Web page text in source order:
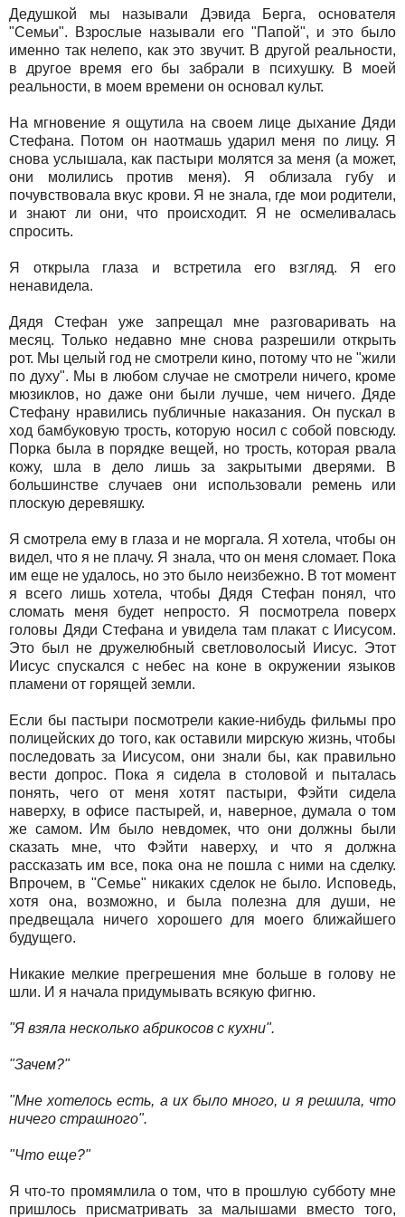
Дедушкой мы называли Дэвида Берга, основателя
"Семьи". Взрослые называли его "Папой", и это было
именно так нелепо, как это звучит. В другой реальности,
в другое время его бы забрали в психушку. В моей
реальности, в моем времени он основал культ.
На мгновение я ощутила на своем лице дыхание Дяди
Стефана. Потом он наотмашь ударил меня по лицу. Я
снова услышала, как пастыри молятся за меня (а может,
они молились против меня). Я облизала губу и
почувствовала вкус крови. Я не знала, где мои родители,
и знают ли они, что происходит. Я не осмеливалась
спросить.
Я открыла глаза и встретила его взгляд. Я его
ненавидела.
Дядя Стефан уже запрещал мне разговаривать на
месяц. Только недавно мне снова разрешили открыть
рот. Мы целый год не смотрели кино, потому что не "жили
по духу". Мы в любом случае не смотрели ничего, кроме
мюзиклов, но даже они были лучше, чем ничего. Дяде
Стефану нравились публичные наказания. Он пускал в
ход бамбуковую трость, которую носил с собой повсюду.
Порка была в порядке вещей, но трость, которая рвала
кожу, шла в дело лишь за закрытыми дверями. В
большинстве случаев они использовали ремень или
плоскую деревяшку.
Я смотрела ему в глаза и не моргала. Я хотела, чтобы он
видел, что я не плачу. Я знала, что он меня сломает. Пока
им еще не удалось, но это было неизбежно. В тот момент
я всего лишь хотела, чтобы Дядя Стефан понял, что
сломать меня будет непросто. Я посмотрела поверх
головы Дяди Стефана и увидела там плакат с Иисусом.
Это был не дружелюбный светловолосый Иисус. Этот
Иисус спускался с небес на коне в окружении языков
пламени от горящей земли.
Если бы пастыри посмотрели какие-нибудь фильмы про
полицейских до того, как оставили мирскую жизнь, чтобы
последовать за Иисусом, они знали бы, как правильно
вести допрос. Пока я сидела в столовой и пыталась
понять, чего от меня хотят пастыри, Фэйти сидела
наверху, в офисе пастырей, и, наверное, думала о том
же самом. Им было невдомек, что они должны были
сказать мне, что Фэйти наверху, и что я должна
рассказать им все, пока она не пошла с ними на сделку.
Впрочем, в "Семье" никаких сделок не было. Исповедь,
хотя она, возможно, и была полезна для души, не
предвещала ничего хорошего для моего ближайшего
будущего.
Никакие мелкие прегрешения мне больше в голову не
шли. И я начала придумывать всякую фигню.
"Я взяла несколько абрикосов с кухни".
"Зачем?"
"Мне хотелось есть, а их было много, и я решила, что
ничего страшного".
"Что еще?"
Я что-то промямлила о том, что в прошлую субботу мне
пришлось присматривать за малышами вместо того,